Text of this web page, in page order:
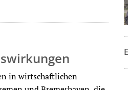
in wirtschaftlichen